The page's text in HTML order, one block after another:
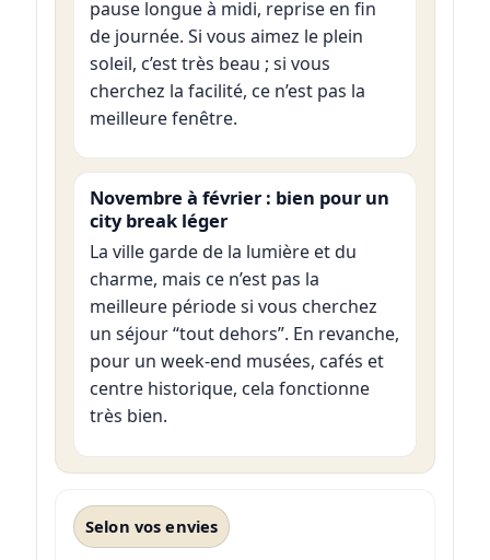
pause longue à midi, reprise en fin
de journée. Si vous aimez le plein
soleil, c’est très beau ; si vous
cherchez la facilité, ce n’est pas la
meilleure fenêtre.
Novembre à février : bien pour un
city break léger
La ville garde de la lumière et du
charme, mais ce n’est pas la
meilleure période si vous cherchez
un séjour “tout dehors”. En revanche,
pour un week-end musées, cafés et
centre historique, cela fonctionne
très bien.
Selon vos envies